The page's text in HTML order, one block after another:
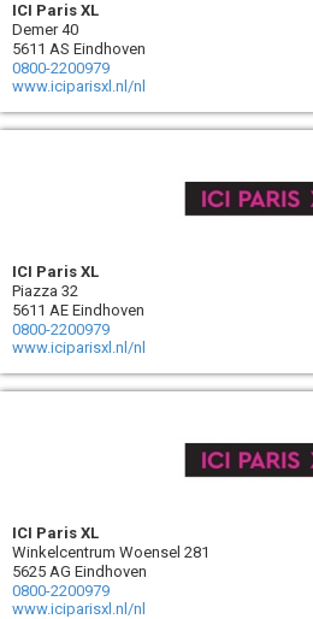
ICI Paris XL
Demer 40
5611 AS Eindhoven
0800-2200979
www.iciparisxl.nl/nl
ICI Paris XL
Piazza 32
5611 AE Eindhoven
0800-2200979
www.iciparisxl.nl/nl
ICI Paris XL
Winkelcentrum Woensel 281
5625 AG Eindhoven
0800-2200979
www.iciparisxl.nl/nl